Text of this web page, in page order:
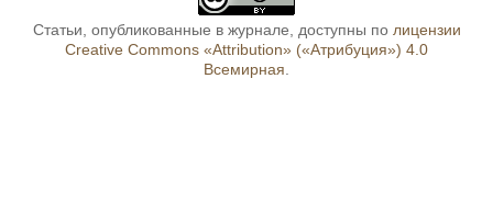
Статьи, опубликованные в журнале, доступны по лицензии
Creative Commons «Attribution» («Атрибуция») 4.0
Всемирная